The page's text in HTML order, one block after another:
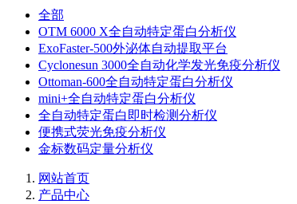
全部
OTM 6000 X全自动特定蛋白分析仪
ExoFaster-500外泌体自动提取平台
Cyclonesun 3000全自动化学发光免疫分析仪
Ottoman-600全自动特定蛋白分析仪
mini+全自动特定蛋白分析仪
全自动特定蛋白即时检测分析仪
便携式荧光免疫分析仪
金标数码定量分析仪
网站首页
产品中心